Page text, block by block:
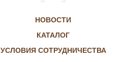
НОВОСТИ
КАТАЛОГ
УСЛОВИЯ СОТРУДНИЧЕСТВА
VkontakteInstagram